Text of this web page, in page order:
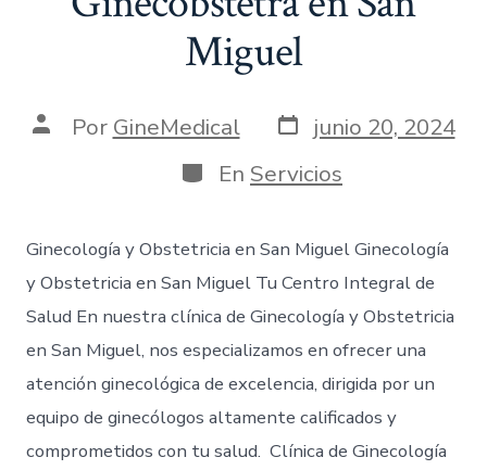
Miguel
Por GineMedical
junio 20, 2024
En Servicios
Ginecología y Obstetricia en San Miguel Ginecología
y Obstetricia en San Miguel Tu Centro Integral de
Salud En nuestra clínica de Ginecología y Obstetricia
en San Miguel, nos especializamos en ofrecer una
atención ginecológica de excelencia, dirigida por un
equipo de ginecólogos altamente calificados y
comprometidos con tu salud. Clínica de Ginecología